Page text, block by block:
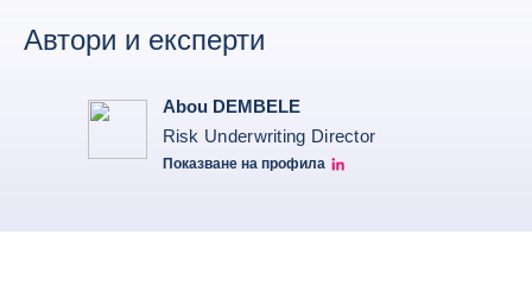
Автори и експерти
Abou DEMBELE
Risk Underwriting Director
Показване на профила
Abou Dembele linkedin